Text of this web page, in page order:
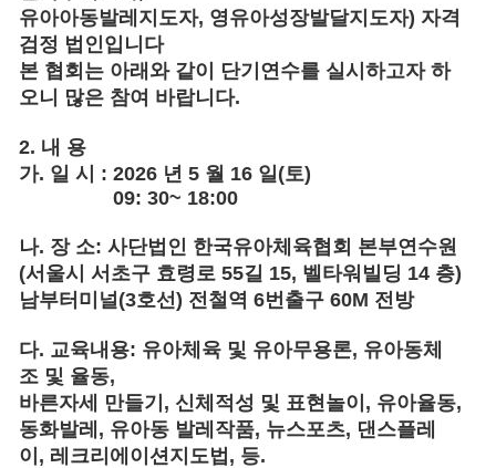
유아아동발레지도자, 영유아성장발달지도자) 자격
검정 법인입니다
본 협회는 아래와 같이 단기연수를 실시하고자 하
오니 많은 참여 바랍니다.
2. 내 용
가. 일 시 : 2026 년 5 월 16 일(토)
09: 30~ 18:00
나. 장 소: 사단법인 한국유아체육협회 본부연수원
(서울시 서초구 효령로 55길 15, 벨타워빌딩 14 층)
남부터미널(3호선) 전철역 6번출구 60M 전방
다. 교육내용: 유아체육 및 유아무용론, 유아동체
조 및 율동,
바른자세 만들기 , 신체적성 및 표현놀이 , 유아율동,
동화발레 , 유아동 발레작품, 뉴스포츠, 댄스플레
이 , 레크리에이션지도법 , 등.